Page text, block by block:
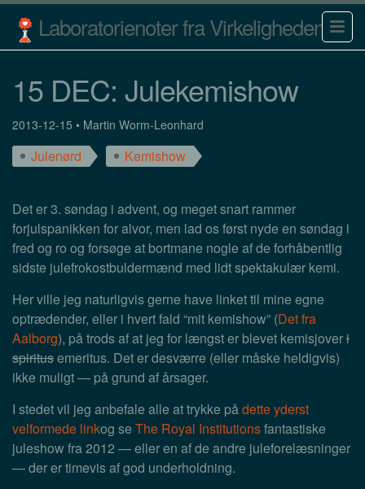
Laboratorienoter fra Virkeligheden
15 DEC: Julekemishow
2013-12-15 • Martin Worm-Leonhard
Julenørd Kemishow
Det er 3. søndag i advent, og meget snart rammer
forjulspanikken for alvor, men lad os først nyde en søndag i
fred og ro og forsøge at bortmane nogle af de forhåbentlig
sidste julefrokostbuldermænd med lidt spektakulær kemi.
Her ville jeg naturligvis gerne have linket til mine egne
optrædender, eller i hvert fald “mit kemishow” (Det fra
Aalborg), på trods af at jeg for længst er blevet kemisjoveri
spiritusemeritus. Det er desværre (eller måske heldigvis)
ikke muligt — på grund af årsager.
I stedet vil jeg anbefale alle at trykke pådette yderst
velformede linkog se The Royal Institutionsfantastiske
juleshow fra 2012 — eller en af de andre juleforelæsninger
— der er timevis af god underholdning.